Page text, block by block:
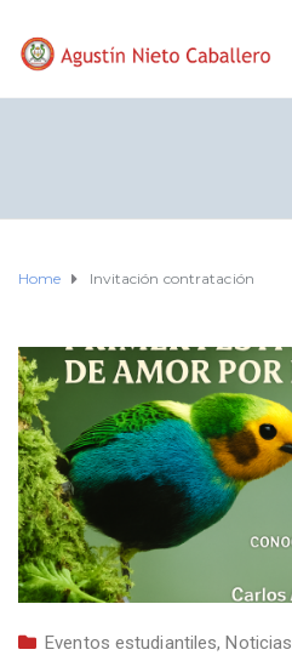
Home Invitación contratación
Eventos estudiantiles,Noticias